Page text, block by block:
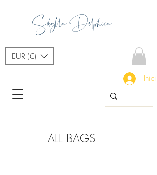
EUR (€)
Sibylla Delphica
ALL BAGS